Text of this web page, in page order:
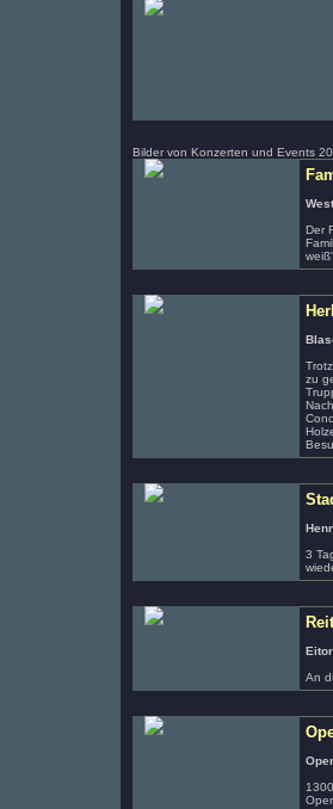
Bilder von Konzerten und Events
Der
zu
3
An